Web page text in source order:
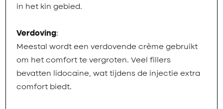
in het kin gebied.
Verdoving:
Meestal wordt een verdovende crème gebruikt
om het comfort te vergroten. Veel fillers
bevatten lidocaïne, wat tijdens de injectie extra
comfort biedt.